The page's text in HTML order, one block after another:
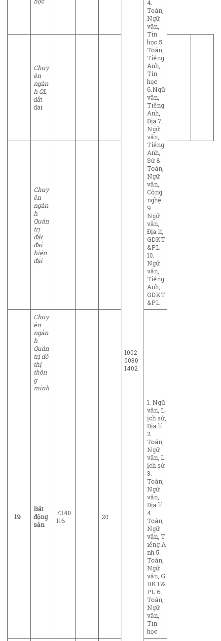
1002
0030
1402
4.
Toán,
Ngữ
văn,
Tin
học 5.
Toán,
Tiếng
Anh,
Tin
học
6.Ngữ
văn,
Tiếng
Anh,
Địa 7.
Ngữ
văn,
Tiếng
Anh,
Sử 8.
Toán,
Ngữ
văn,
Công
nghệ
9.
Ngữ
văn,
Địa lí,
GDKT
&PL
10.
Ngữ
văn,
Tiếng
Anh,
GDKT
&PL
Chuy
ên
ngàn
h QL
đất
đai
Chuy
ên
ngàn
h
Quản
trị
đất
đai
hiện
đại
Chuy
ên
ngàn
h
Quản
trị đô
thị
thôn
g
minh
19
Bất
động
sản
7340
116
20
1. Ngữ
văn, L
ịch sử,
Địa lí
2.
Toán,
Ngữ
văn, L
ịch sử
3.
Toán,
Ngữ
văn,
Địa lí
4.
Toán,
Ngữ
văn, T
iếng A
nh 5.
Toán,
Ngữ
văn, G
DKT&
PL 6.
Toán,
Ngữ
văn,
Tin
học